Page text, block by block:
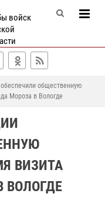
войск
общественную
Мороза в Вологде
ВИЗИТА
ВОЛОГДЕ